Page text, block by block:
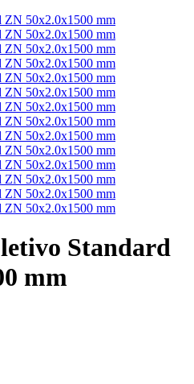
Standard
mm